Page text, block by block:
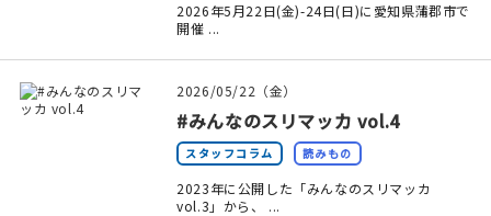
2026年5月22日(金)-24日(日)に愛知県蒲郡市で
開催 ...
2026/05/22（金）
#みんなのスリマッカ vol.4
スタッフコラム 読みもの
2023年に公開した「みんなのスリマッカ
vol.3」から、 ...